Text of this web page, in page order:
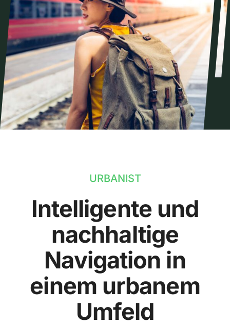
URBANIST
Intelligente und
nachhaltige
Navigation in
einem urbanem
Umfeld